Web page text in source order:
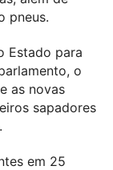
pneus.
Estado para
o
as novas
sapadores
em 25